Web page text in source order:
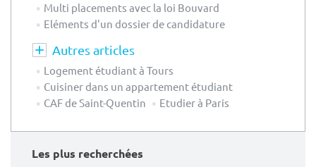
Multi placements avec la loi Bouvard
Eléments d'un dossier de candidature
Autres articles
Logement étudiant à Tours
Cuisiner dans un appartement étudiant
CAF de Saint-Quentin
Etudier à Paris
Les plus recherchées